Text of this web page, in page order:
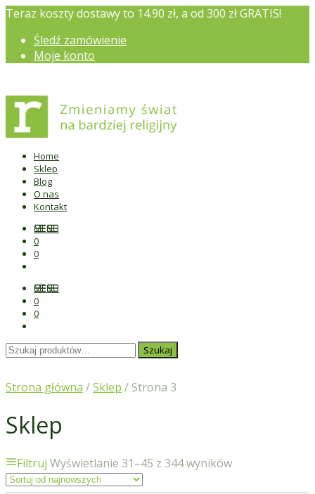
Teraz koszty dostawy to 14.90 zł, a od 300 zł GRATIS!
Śledź zamówienie
Moje konto
Home
Sklep
Blog
O nas
Kontakt
MENU
0
0
MENU
0
0
Szukaj: Szukaj
Strona główna /Sklep / Strona 3
Sklep
Filtruj Wyświetlanie 31–45 z 344 wyników